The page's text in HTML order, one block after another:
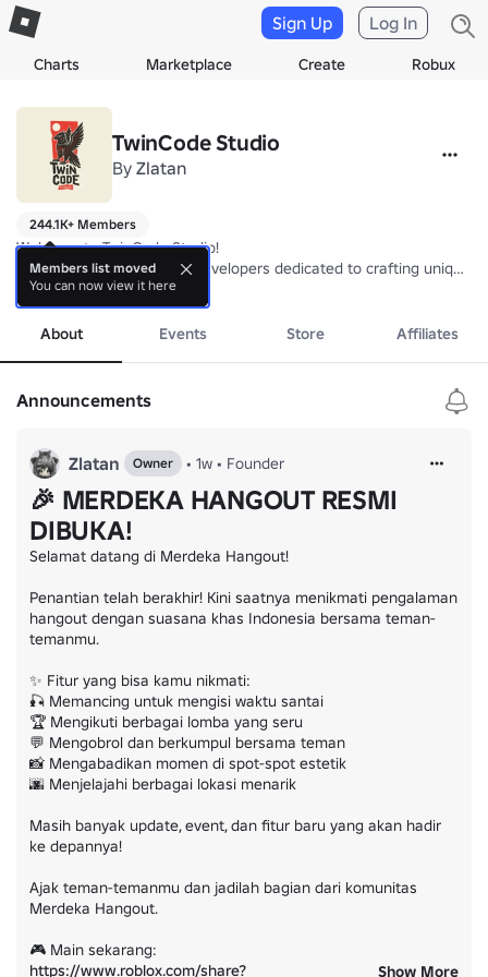
Charts Marketplace Create Robux
Sign Up Log In
TwinCode Studio
By Zlatan
244.1K+ Members
Welcome to TwinCode Studio!
We are a dynamic duo of developers dedicated to crafting
@Zlatan - Scripting,Builder,UI Design
more
About Events Store Affiliates
Announcements
Zlatan Owner • 1w • Founder
🎉 MERDEKA HANGOUT RESMI
DIBUKA!
Selamat datang di Merdeka Hangout!
Penantian telah berakhir! Kini saatnya menikmati pengalaman
hangout dengan suasana khas Indonesia bersama teman-
temanmu.
✨ Fitur yang bisa kamu nikmati:
🎣 Memancing untuk mengisi waktu santai
🏆 Mengikuti berbagai lomba yang seru
💬 Mengobrol dan berkumpul bersama teman
📸 Mengabadikan momen di spot-spot estetik
🌆 Menjelajahi berbagai lokasi menarik
Masih banyak update, event, dan fitur baru yang akan hadir
ke depannya!
Ajak teman-temanmu dan jadilah bagian dari komunitas
Merdeka Hangout.
https://www.roblox.com/share?
Show More
Members list moved
You can now view it here